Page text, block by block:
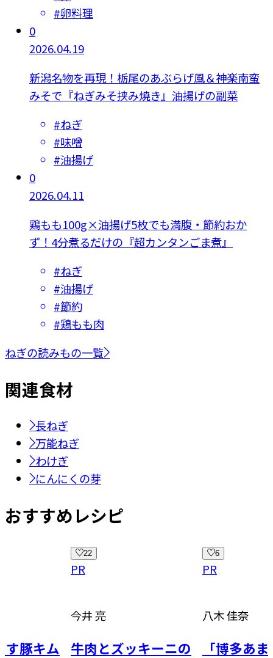
#卵料理
0
2026.04.19
新潟名物を再現！栃尾のあぶらげ風＆神楽南蛮
みそで『ねぎみそ挟み焼き』油揚げの副菜
#ねぎ
#味噌
#油揚げ
0
2026.04.11
鶏もも100g×油揚げ5枚でも満腹・節約おか
ず！4分煮るだけの『超カンタンごま煮』
#ねぎ
#油揚げ
#節約
#鶏もも肉
ねぎの読みもの一覧
関連食材
長ねぎ
万能ねぎ
わけぎ
にんにくの芽
おすすめレシピ
ッキーニの
八木 佳奈
「博多あまおう」の
重信 初江
さばと